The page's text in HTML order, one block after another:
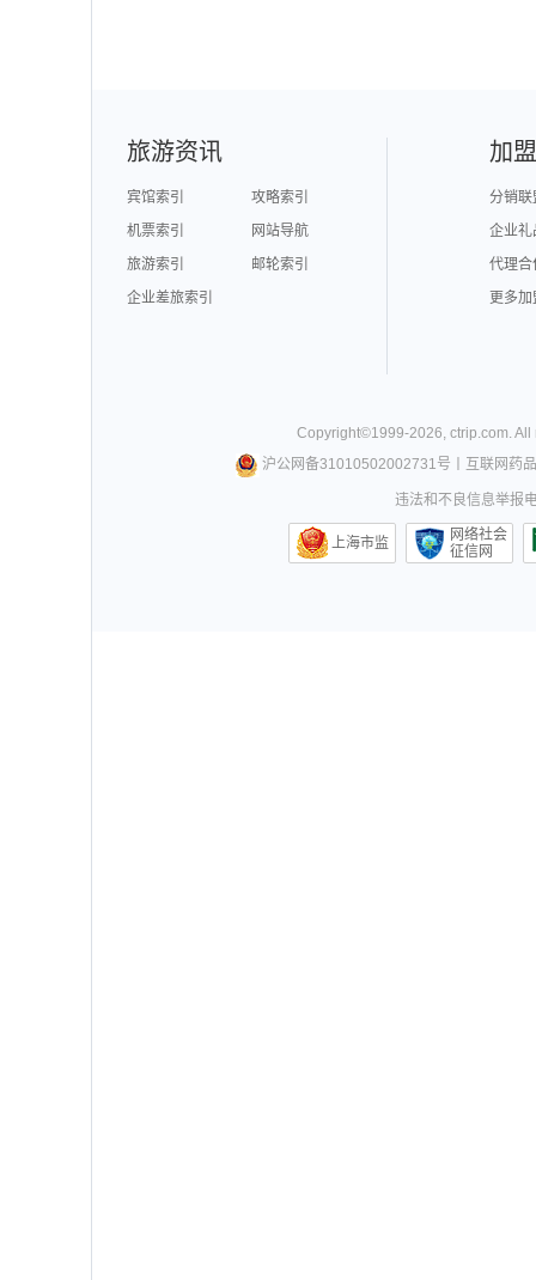
旅游资讯
宾馆索引
攻略索引
机票索引
网站导航
旅游索引
邮轮索引
企业差旅索引
加
分销联
企业礼
代理合
更多
Copyright©1999-2026,ctrip.com.
沪公网备31010502002731号
互联网药
违法和不良信息举报
上海市监
网络社会
征信网